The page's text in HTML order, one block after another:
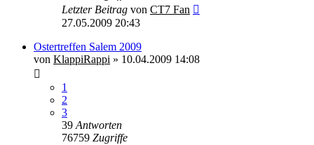
Letzter Beitrag von CT7 Fan
27.05.2009 20:43
Ostertreffen Salem 2009
von KlappiRappi » 10.04.2009 14:08
1
2
3
39 Antworten
76759 Zugriffe